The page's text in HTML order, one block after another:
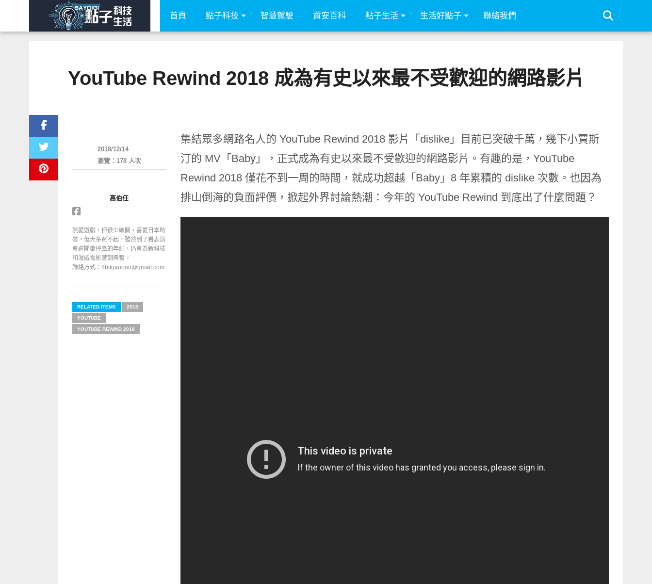
首頁 點子科技 智慧駕駛 資安百科 點子生活 生活好點子 聯絡我們
YouTube Rewind 2018 成為有史以來最不受歡迎的網路影片
集結眾多網路名人的 YouTube Rewind 2018 影片「dislike」目前已突破千萬，幾下小賈斯
汀的 MV「Baby」，正式成為有史以來最不受歡迎的網路影片。有趣的是，YouTube
Rewind 2018 僅花不到一周的時間，就成功超越「Baby」8 年累積的 dislike 次數。也因為
排山倒海的負面評價，掀起外界討論熱潮：今年的 YouTube Rewind 到底出了什麼問題？
2018/12/14
瀏覽：178 人次
高伯任
熱愛遊戲，但很少破關，喜愛日本時
裝，但大多買不起，雖然到了看表演
會避開衝撞區的年紀，仍會為新科技
和漫威電影感到興奮。
聯絡方式：8bitgaoooo@gmail.com
RELATED ITEMS 2018
YOUTUBE
YOUTUBE REWIND 2018